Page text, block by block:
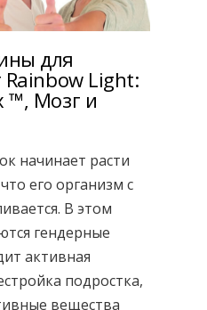
для
Rainbow Light:
™, Мозг и
начинает расти
его организм с
В этом
гендерные
активная
подростка,
вещества